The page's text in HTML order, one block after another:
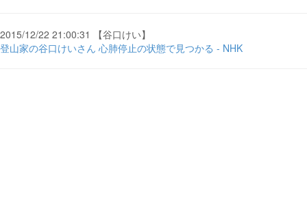
2015/12/22 21:00:31 【谷口けい】
登山家の谷口けいさん 心肺停止の状態で見つかる - NHK